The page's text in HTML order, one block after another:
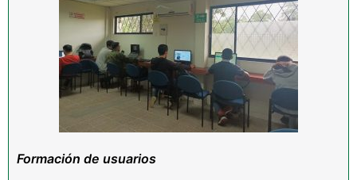
Formación de usuarios